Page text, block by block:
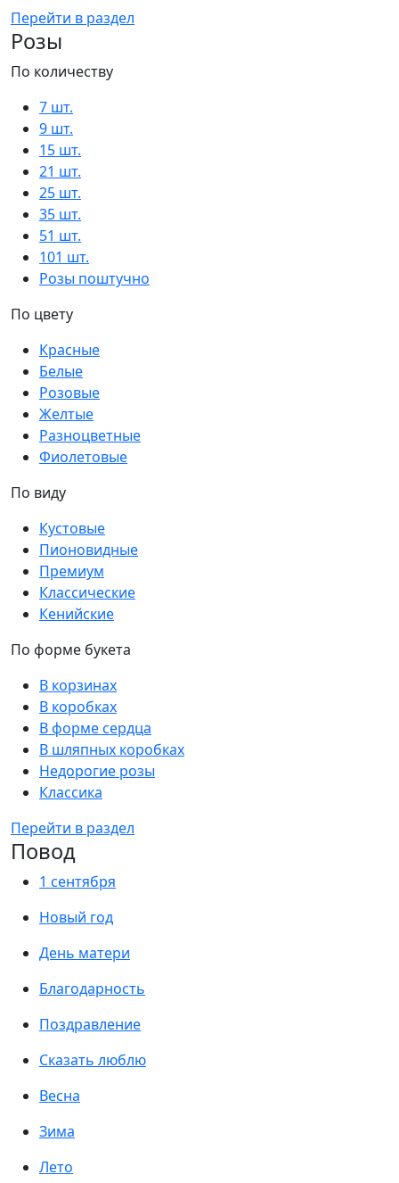
Перейти в раздел
Розы
По количеству
7 шт.
9 шт.
15 шт.
21 шт.
25 шт.
35 шт.
51 шт.
101 шт.
Розы поштучно
По цвету
Красные
Белые
Розовые
Желтые
Разноцветные
Фиолетовые
По виду
Кустовые
Пионовидные
Премиум
Классические
Кенийские
По форме букета
В корзинах
В коробках
В форме сердца
В шляпных коробках
Недорогие розы
Классика
Перейти в раздел
Повод
1 сентября
Новый год
День матери
Благодарность
Поздравление
Сказать люблю
Весна
Зима
Лето